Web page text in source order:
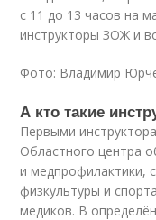
с 11 до 13 часов на
инструкторы ЗОЖ и
Фото: Владимир
А кто такие
Первыми
Областного центра
и медпрофилактики,
физкультуры и
медиков. В